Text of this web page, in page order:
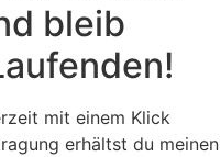
bleib
mit einem Klick
erhältst du meinen